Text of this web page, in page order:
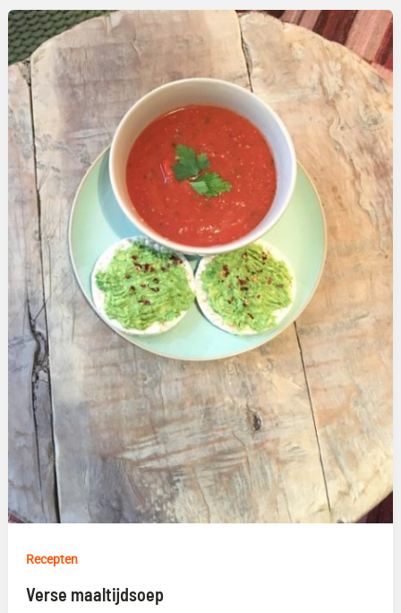
Recepten
Verse maaltijdsoep